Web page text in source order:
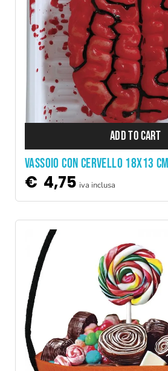
ADD TO CART
VASSOIO CON CERVELLO 18X13
€ 4,75 iva inclusa